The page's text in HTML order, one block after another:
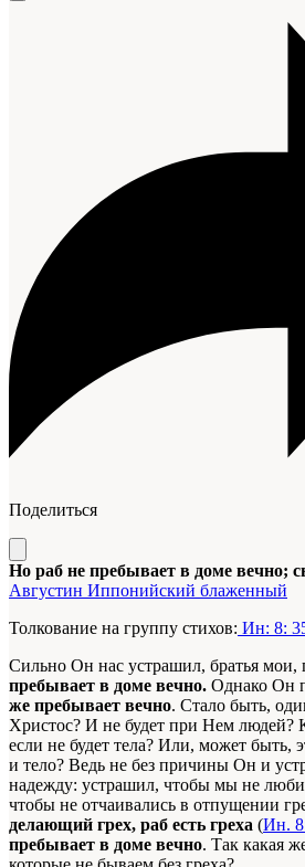
Поделиться
Но раб не пребывает в доме вечно;
Августин Иппонийский блаженный
Толкование на группу стихов: Ин: 8:
Сильно Он нас устрашил, братья мои,
пребывает в доме вечно. Однако Он
же пребывает вечно. Стало быть,
Христос? И не будет при Нем людей?
если не будет тела? Или, может быть,
и тело? Ведь не без причины Он и
надежду: устрашил, чтобы мы не
чтобы не отчаивались в отпущении
делающий грех, раб есть греха (Ин.
пребывает в доме вечно. Так какая